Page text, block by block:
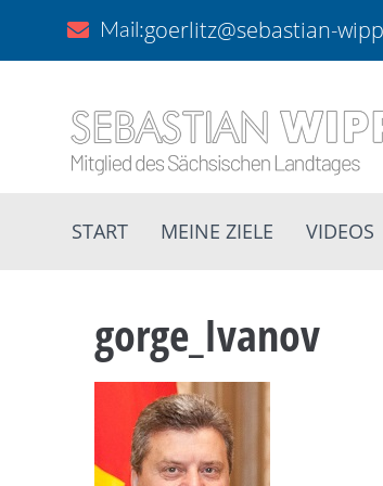
Mail:goerlitz@sebastian-
START MEINE ZIELE VIDEOS
gorge_Ivanov